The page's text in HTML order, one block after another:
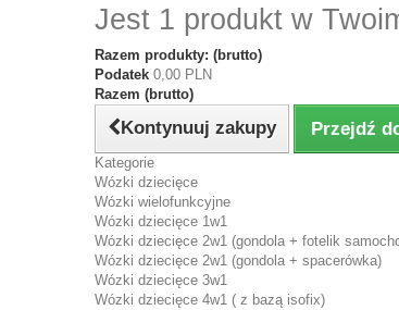
Jest 1 produkt w
Razem produkty: (brutto)
Podatek 0,00 PLN
Razem (brutto)
Kontynuuj zakupy Przejdź
Kategorie
Wózki dziecięce
Wózki wielofunkcyjne
Wózki dziecięce 1w1
Wózki dziecięce 2w1 (gondola + fotelik
Wózki dziecięce 2w1 (gondola + spacerówka)
Wózki dziecięce 3w1
Wózki dziecięce 4w1 ( z bazą isofix)